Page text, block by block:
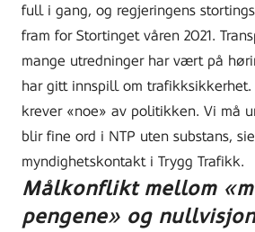
full i gang, og regjeringens
fram for Stortinget våren 2021.
mange utredninger har vært på
har gitt innspill om
krever «noe» av politikken. Vi må
blir fine ord i NTP uten substans,
myndighetskontakt i Trygg Trafikk.
Målkonflikt mellom
pengene» og